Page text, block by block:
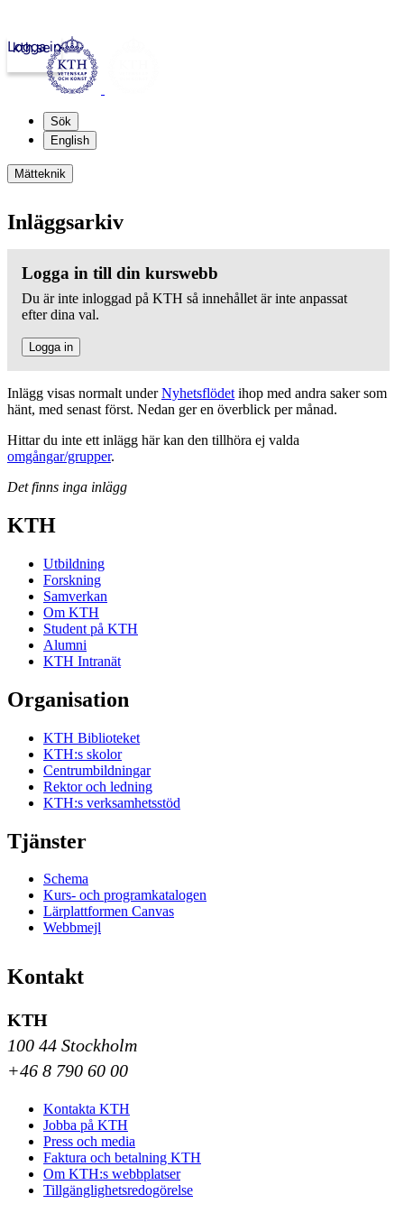
kth.se
Logga in
Sök
English
Mätteknik
Inläggsarkiv
Logga in till din kurswebb
Du är inte inloggad på KTH så innehållet är inte anpassat
efter dina val.
Logga in
Inlägg visas normalt underNyhetsflödet ihop med andra saker som
hänt, med senast först. Nedan ger en överblick per månad.
Hittar du inte ett inlägg här kan den tillhöra ej valda
omgångar/grupper.
Det finns inga inlägg
KTH
Utbildning
Forskning
Samverkan
Om KTH
Student på KTH
Alumni
KTH Intranät
Organisation
KTH Biblioteket
KTH:s skolor
Centrumbildningar
Rektor och ledning
KTH:s verksamhetsstöd
Tjänster
Schema
Kurs- och programkatalogen
Lärplattformen Canvas
Webbmejl
Kontakt
KTH
100 44 Stockholm
+46 8 790 60 00
Kontakta KTH
Jobba på KTH
Press och media
Faktura och betalning KTH
Om KTH:s webbplatser
Tillgänglighetsredogörelse